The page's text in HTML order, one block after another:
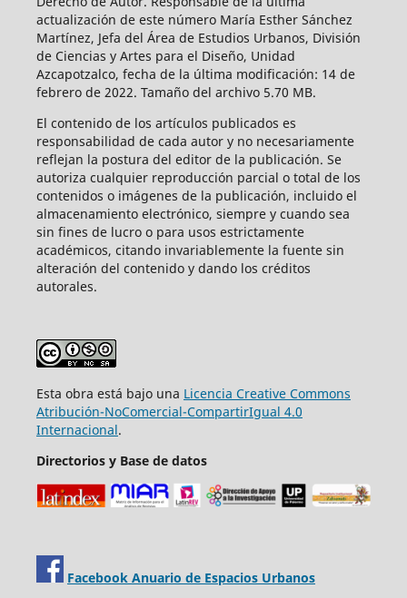
actualización de este número María Esther Sánchez
Martínez, Jefa del Área de Estudios Urbanos, División
de Ciencias y Artes para el Diseño, Unidad
Azcapotzalco, fecha de la última modificación: 14 de
febrero de 2022. Tamaño del archivo 5.70 MB.
El contenido de los artículos publicados es
responsabilidad de cada autor y no necesariamente
reflejan la postura del editor de la publicación. Se
autoriza cualquier reproducción parcial o total de los
contenidos o imágenes de la publicación, incluido el
almacenamiento electrónico, siempre y cuando sea
sin fines de lucro o para usos estrictamente
académicos, citando invariablemente la fuente sin
alteración del contenido y dando los créditos
autorales.
Esta obra está bajo una Licencia Creative Commons
Atribución-NoComercial-CompartirIgual 4.0
Internacional.
Directorios y Base de datos
Facebook Anuario de Espacios Urbanos